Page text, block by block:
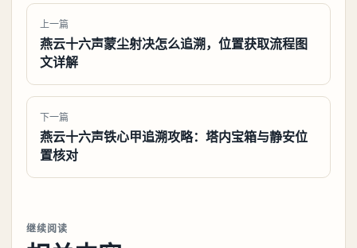
上一篇
燕云十六声蒙尘射决怎么追溯，位置获取流程图
文详解
下一篇
燕云十六声铁心甲追溯攻略：塔内宝箱与静安位
置核对
继续阅读